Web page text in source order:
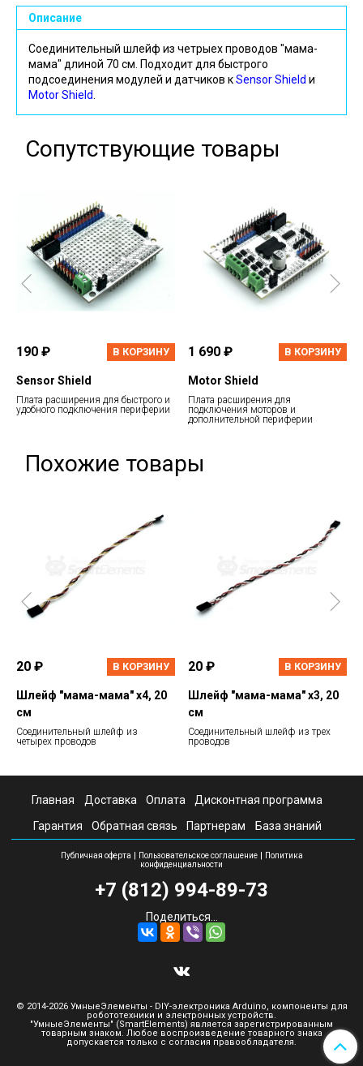
Описание
Соединительный шлейф из четрыех проводов "мама-
мама" длиной 70 см. Подходит для быстрого
подсоединения модулей и датчиков кSensor Shield и
Motor Shield.
Сопутствующие товары
190 ₽ В КОРЗИНУ
Sensor Shield
Плата расширения для быстрого и
удобного подключения периферии
1 690 ₽ В КОРЗИНУ
Motor Shield
Плата расширения для
подключения моторов и
дополнительной периферии
Похожие товары
20 ₽ В КОРЗИНУ
Шлейф "мама-мама" х4, 20
см
Соединительный шлейф из
четырех проводов
20 ₽ В КОРЗИНУ
Шлейф "мама-мама" х3, 20
см
Соединительный шлейф из трех
проводов
Главная Доставка Оплата Дисконтная программа
Гарантия Обратная связь Партнерам База знаний
Публичная оферта | Пользовательское соглашение| Политика
конфиденциальности
Поделиться...
+7 (812) 994-89-73
© 2014-2026 УмныеЭлементы - DIY-электроника Arduino, компоненты для
робототехники и электронных устройств.
"УмныеЭлементы" (SmartElements) является зарегистрированным
товарным знаком. Любое воспроизведение товарного знака
допускается только с согласия правообладателя.